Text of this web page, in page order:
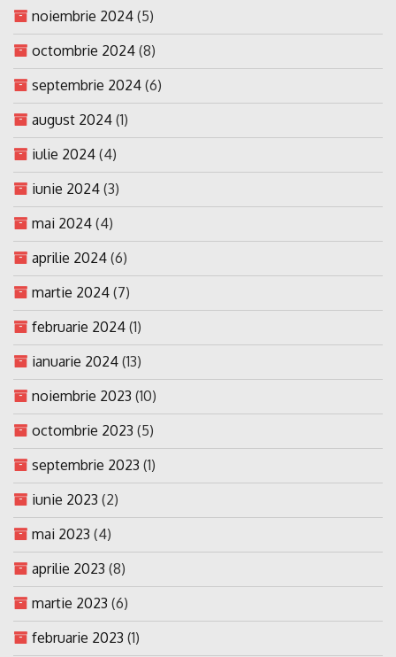
noiembrie 2024 (5)
octombrie 2024 (8)
septembrie 2024 (6)
august 2024 (1)
iulie 2024 (4)
iunie 2024 (3)
mai 2024 (4)
aprilie 2024 (6)
martie 2024 (7)
februarie 2024 (1)
ianuarie 2024 (13)
noiembrie 2023 (10)
octombrie 2023 (5)
septembrie 2023 (1)
iunie 2023 (2)
mai 2023 (4)
aprilie 2023 (8)
martie 2023 (6)
februarie 2023 (1)